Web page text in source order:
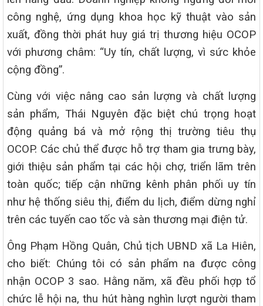
công nghệ, ứng dụng khoa học kỹ thuật vào sản
xuất, đồng thời phát huy giá trị thương hiệu OCOP
với phương châm: “Uy tín, chất lượng, vì sức khỏe
cộng đồng”.
Cùng với việc nâng cao sản lượng và chất lượng
sản phẩm, Thái Nguyên đặc biệt chú trọng hoạt
động quảng bá và mở rộng thị trường tiêu thụ
OCOP. Các chủ thể được hỗ trợ tham gia trưng bày,
giới thiệu sản phẩm tại các hội chợ, triển lãm trên
toàn quốc; tiếp cận những kênh phân phối uy tín
như hệ thống siêu thị, điểm du lịch, điểm dừng nghỉ
trên các tuyến cao tốc và sàn thương mại điện tử.
Ông Phạm Hồng Quân, Chủ tịch UBND xã La Hiên,
cho biết: Chúng tôi có sản phẩm na được công
nhận OCOP 3 sao. Hằng năm, xã đều phối hợp tổ
chức lễ hội na, thu hút hàng nghìn lượt người tham